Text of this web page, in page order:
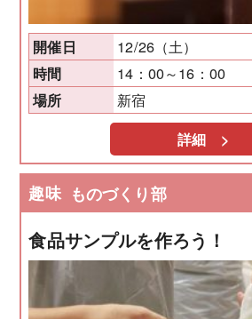
開催日 12/26（土）
時間 14：00～16：00
場所 新宿
詳細 >
趣味 ものづくり部
食品サンプルを作ろう！